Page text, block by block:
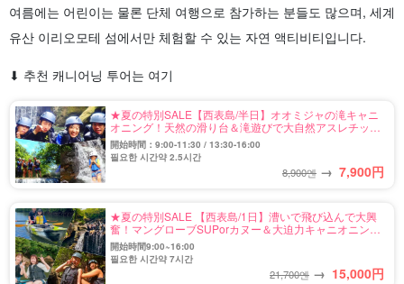
여름에는 어린이는 물론 단체 여행으로 참가하는 분들도 많으며, 세계
유산 이리오모테 섬에서만 체험할 수 있는 자연 액티비티입니다.
⬇︎ 추천 캐니어닝 투어는 여기
★夏の特別SALE【西表島/半日】オオミジャの滝キャニ
オニング！天然の滑り台＆滝遊びで大自然アスレチック
体験＆絶景の展望台！《写真無料＆日帰りOK》大人も
子供も興奮MAX（No.91）
開始時間：9:00-11:30 / 13:30-16:00
필요한 시간약 2.5시간
8,900엔 → 7,900円
★夏の特別SALE 【西表島/1日】漕いで飛び込んで大興
奮！マングローブSUPorカヌー＆大迫力キャニオニング
ツアー《写真無料＆送迎可》人気急上昇中☆（No.97）
開始時間9:00~16:00
필요한 시간약 7시간
21,700엔 → 15,000円